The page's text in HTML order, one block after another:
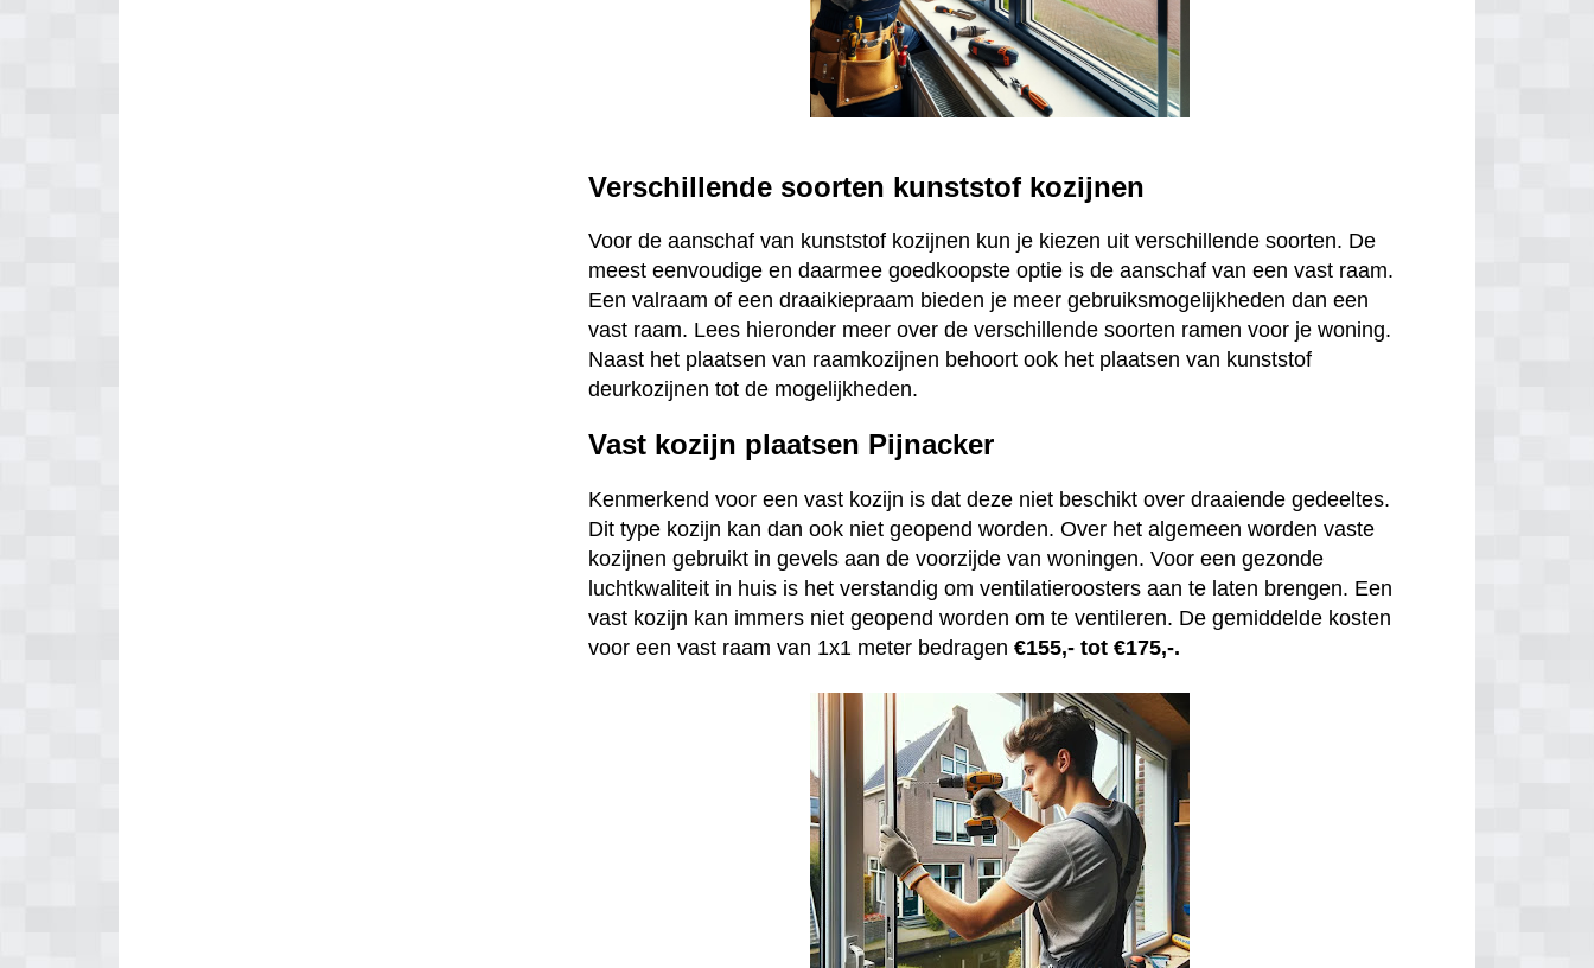
Verschillende soorten kunststof kozijnen
Voor de aanschaf van kunststof kozijnen kun je kiezen uit verschillende soorten. De
meest eenvoudige en daarmee goedkoopste optie is de aanschaf van een vast raam.
Een valraam of een draaikiepraam bieden je meer gebruiksmogelijkheden dan een
vast raam. Lees hieronder meer over de verschillende soorten ramen voor je woning.
Naast het plaatsen van raamkozijnen behoort ook het plaatsen van kunststof
deurkozijnen tot de mogelijkheden.
Vast kozijn plaatsen Pijnacker
Kenmerkend voor een vast kozijn is dat deze niet beschikt over draaiende gedeeltes.
Dit type kozijn kan dan ook niet geopend worden. Over het algemeen worden vaste
kozijnen gebruikt in gevels aan de voorzijde van woningen. Voor een gezonde
luchtkwaliteit in huis is het verstandig om ventilatieroosters aan te laten brengen. Een
vast kozijn kan immers niet geopend worden om te ventileren. De gemiddelde kosten
voor een vast raam van 1x1 meter bedragen€155,- tot €175,-.